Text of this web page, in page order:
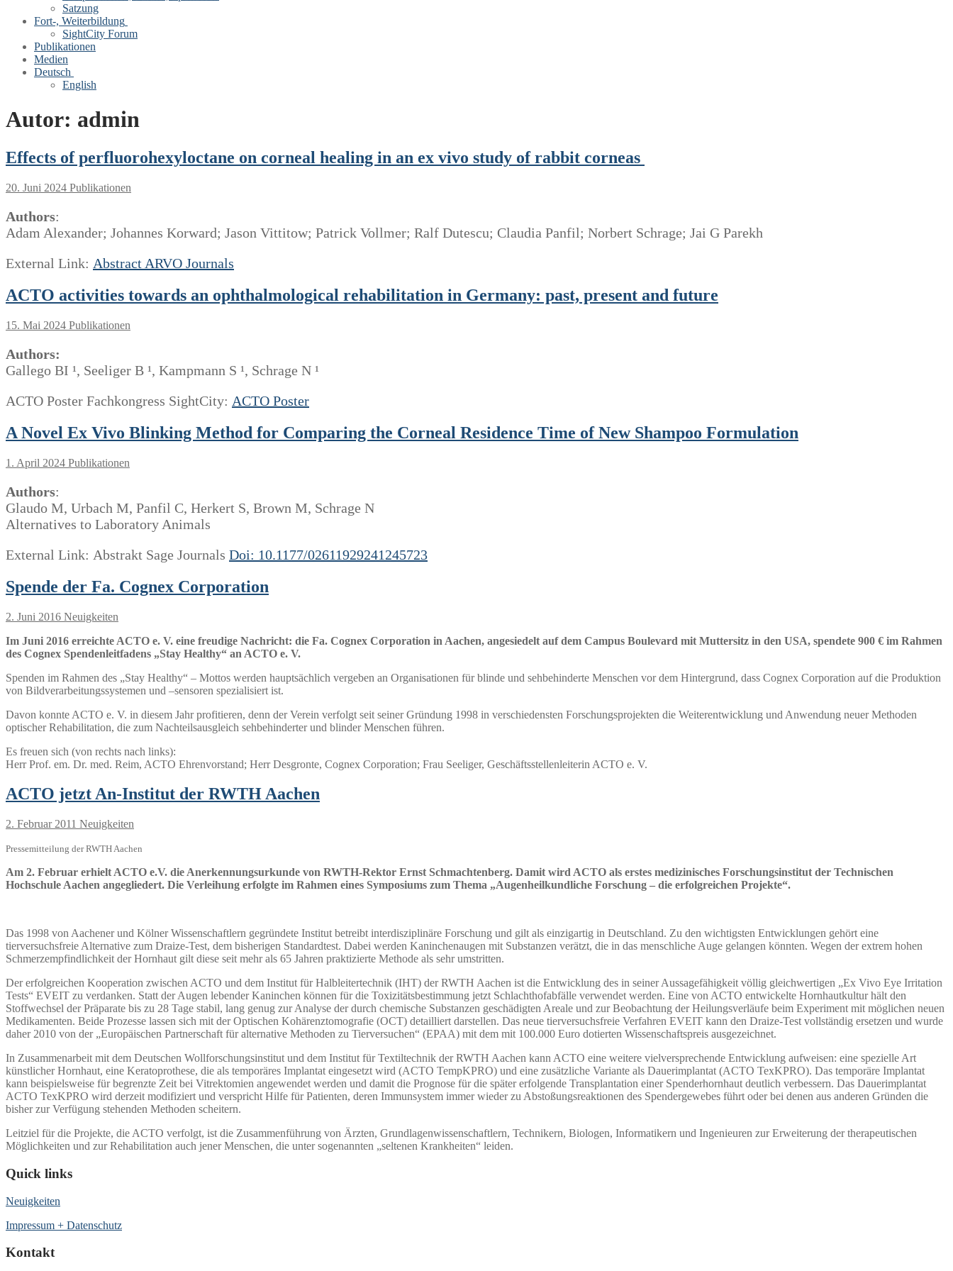
Satzung
Fort-, Weiterbildung
SightCity Forum
Publikationen
Medien
Deutsch
English
Autor: admin
Effects of perfluorohexyloctane on corneal healing in an ex vivo study of rabbit corneas
20. Juni 2024 Publikationen
Authors:
Adam Alexander; Johannes Korward; Jason Vittitow; Patrick Vollmer; Ralf Dutescu; Claudia Panfil; Norbert Schrage; Jai G Parekh
External Link: Abstract ARVO Journals
ACTO activities towards an ophthalmological rehabilitation in Germany: past, present and future
15. Mai 2024 Publikationen
Authors:
Gallego BI ¹, Seeliger B ¹, Kampmann S ¹, Schrage N ¹
ACTO Poster Fachkongress SightCity: ACTO Poster
A Novel Ex Vivo Blinking Method for Comparing the Corneal Residence Time of New Shampoo Formulation
1. April 2024 Publikationen
Authors:
Glaudo M, Urbach M, Panfil C, Herkert S, Brown M, Schrage N
Alternatives to Laboratory Animals
External Link: Abstrakt Sage Journals Doi: 10.1177/02611929241245723
Spende der Fa. Cognex Corporation
2. Juni 2016 Neuigkeiten
Im Juni 2016 erreichte ACTO e. V. eine freudige Nachricht: die Fa. Cognex Corporation in Aachen, angesiedelt auf dem Campus Boulevard mit Muttersitz in den USA, spendete 900 € im Rahmen
des Cognex Spendenleitfadens „Stay Healthy“ an ACTO e. V.
Spenden im Rahmen des „Stay Healthy“ – Mottos werden hauptsächlich vergeben an Organisationen für blinde und sehbehinderte Menschen vor dem Hintergrund, dass Cognex Corporation auf die Produktion
von Bildverarbeitungssystemen und –sensoren spezialisiert ist.
Davon konnte ACTO e. V. in diesem Jahr profitieren, denn der Verein verfolgt seit seiner Gründung 1998 in verschiedensten Forschungsprojekten die Weiterentwicklung und Anwendung neuer Methoden
optischer Rehabilitation, die zum Nachteilsausgleich sehbehinderter und blinder Menschen führen.
Es freuen sich (von rechts nach links):
Herr Prof. em. Dr. med. Reim, ACTO Ehrenvorstand; Herr Desgronte, Cognex Corporation; Frau Seeliger, Geschäftsstellenleiterin ACTO e. V.
ACTO jetzt An-Institut der RWTH Aachen
2. Februar 2011 Neuigkeiten
Pressemitteilung der RWTH Aachen
Am 2. Februar erhielt ACTO e.V. die Anerkennungsurkunde von RWTH-Rektor Ernst Schmachtenberg. Damit wird ACTO als erstes medizinisches Forschungsinstitut der Technischen
Hochschule Aachen angegliedert. Die Verleihung erfolgte im Rahmen eines Symposiums zum Thema „Augenheilkundliche Forschung – die erfolgreichen Projekte“.
Das 1998 von Aachener und Kölner Wissenschaftlern gegründete Institut betreibt interdisziplinäre Forschung und gilt als einzigartig in Deutschland. Zu den wichtigsten Entwicklungen gehört eine
tierversuchsfreie Alternative zum Draize-Test, dem bisherigen Standardtest. Dabei werden Kaninchenaugen mit Substanzen verätzt, die in das menschliche Auge gelangen könnten. Wegen der extrem hohen
Schmerzempfindlichkeit der Hornhaut gilt diese seit mehr als 65 Jahren praktizierte Methode als sehr umstritten.
Der erfolgreichen Kooperation zwischen ACTO und dem Institut für Halbleitertechnik (IHT) der RWTH Aachen ist die Entwicklung des in seiner Aussagefähigkeit völlig gleichwertigen „Ex Vivo Eye Irritation
Tests“ EVEIT zu verdanken. Statt der Augen lebender Kaninchen können für die Toxizitätsbestimmung jetzt Schlachthofabfälle verwendet werden. Eine von ACTO entwickelte Hornhautkultur hält den
Stoffwechsel der Präparate bis zu 28 Tage stabil, lang genug zur Analyse der durch chemische Substanzen geschädigten Areale und zur Beobachtung der Heilungsverläufe beim Experiment mit möglichen neuen
Medikamenten. Beide Prozesse lassen sich mit der Optischen Kohärenztomografie (OCT) detailliert darstellen. Das neue tierversuchsfreie Verfahren EVEIT kann den Draize-Test vollständig ersetzen und wurde
daher 2010 von der „Europäischen Partnerschaft für alternative Methoden zu Tierversuchen“ (EPAA) mit dem mit 100.000 Euro dotierten Wissenschaftspreis ausgezeichnet.
In Zusammenarbeit mit dem Deutschen Wollforschungsinstitut und dem Institut für Textiltechnik der RWTH Aachen kann ACTO eine weitere vielversprechende Entwicklung aufweisen: eine spezielle Art
künstlicher Hornhaut, eine Keratoprothese, die als temporäres Implantat eingesetzt wird (ACTO TempKPRO) und eine zusätzliche Variante als Dauerimplantat (ACTO TexKPRO). Das temporäre Implantat
kann beispielsweise für begrenzte Zeit bei Vitrektomien angewendet werden und damit die Prognose für die später erfolgende Transplantation einer Spenderhornhaut deutlich verbessern. Das Dauerimplantat
ACTO TexKPRO wird derzeit modifiziert und verspricht Hilfe für Patienten, deren Immunsystem immer wieder zu Abstoßungsreaktionen des Spendergewebes führt oder bei denen aus anderen Gründen die
bisher zur Verfügung stehenden Methoden scheitern.
Leitziel für die Projekte, die ACTO verfolgt, ist die Zusammenführung von Ärzten, Grundlagenwissenschaftlern, Technikern, Biologen, Informatikern und Ingenieuren zur Erweiterung der therapeutischen
Möglichkeiten und zur Rehabilitation auch jener Menschen, die unter sogenannten „seltenen Krankheiten“ leiden.
Quick links
Neuigkeiten
Impressum + Datenschutz
Kontakt